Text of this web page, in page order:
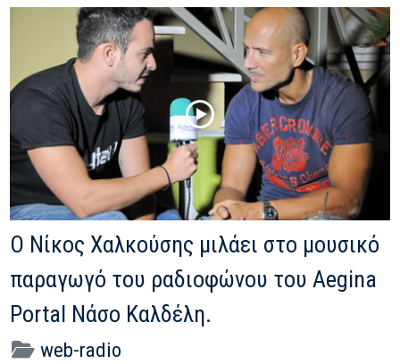
Ο Νίκος Χαλκούσης μιλάει στο μουσικό
παραγωγό του ραδιοφώνου του Aegina
Portal Νάσο Καλδέλη.
web-radio